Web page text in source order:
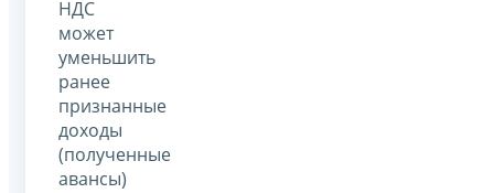
НДС
может
уменьшить
ранее
признанные
доходы
(полученные
авансы)